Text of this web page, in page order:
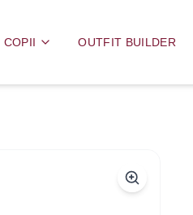
COPII OUTFIT BUILDER